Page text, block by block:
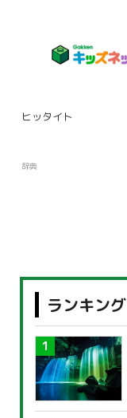
ヒッタイト
辞典
ランキング